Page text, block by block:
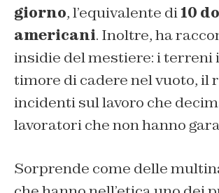
giorno, l’equivalente di10
americani. Inoltre, ha
insidie del mestiere: i terreni
timore di cadere nel vuoto, il
incidenti sul lavoro che
lavoratori che non hanno
Sorprende come delle